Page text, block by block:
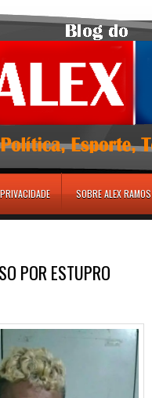
SOBRE ALEX RAMOS
POR ESTUPRO